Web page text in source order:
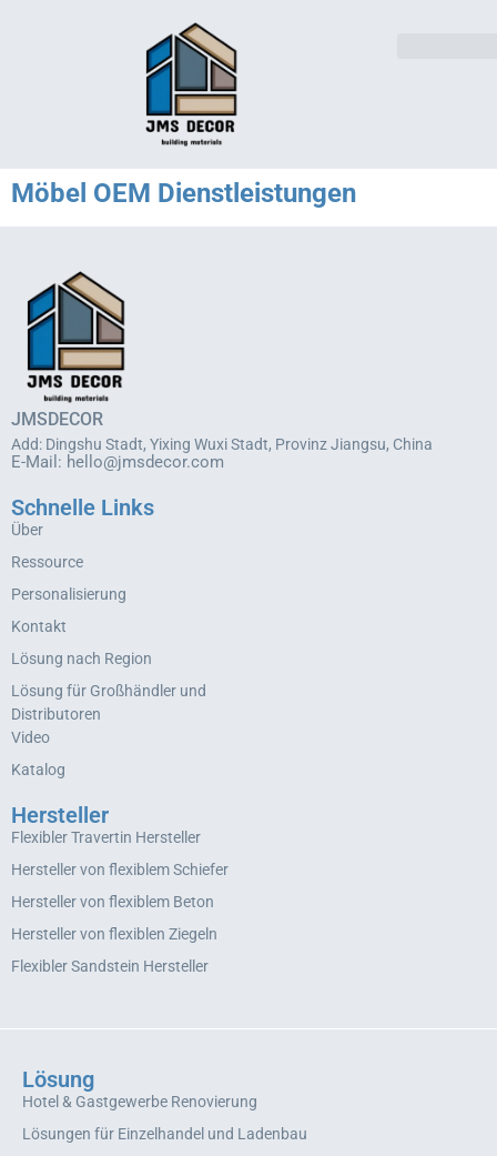
Möbel OEM Dienstleistungen
JMSDECOR
Add: Dingshu Stadt, Yixing Wuxi Stadt, Provinz Jiangsu, China
E-Mail: hello@jmsdecor.com
Schnelle Links
Über
Ressource
Personalisierung
Kontakt
Lösung nach Region
Lösung für Großhändler und
Distributoren
Video
Katalog
Hersteller
Flexibler Travertin Hersteller
Hersteller von flexiblem Schiefer
Hersteller von flexiblem Beton
Hersteller von flexiblen Ziegeln
Flexibler Sandstein Hersteller
Lösung
Hotel & Gastgewerbe Renovierung
Lösungen für Einzelhandel und Ladenbau